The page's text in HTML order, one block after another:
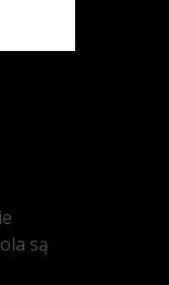
są